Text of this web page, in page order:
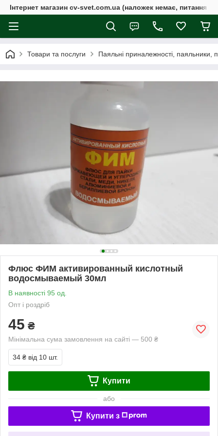
Інтернет магазин cv-svet.com.ua (наложек немає, питання у
Товари та послуги Паяльні приналежності, паяльники,
Флюс ФИМ активированный кислотный
водосмываемый 30мл
В наявності 95 од.
Опт і роздріб
45 ₴
Мінімальна сума замовлення на сайті — 500 ₴
34 ₴ від 10 шт.
Купити
або
Купити з